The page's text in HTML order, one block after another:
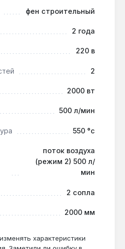
для соединений
термовыключатель
перегрев
внутренних
без рук:
верстак — освобождает
на стройплощадке —
с металлических
коробов для
— Германия. Гарантия 2
фен строительный
2 года
220 в
2
2000 вт
500 л/мин
550 °с
поток воздуха
(режим 2) 500 л/
мин
2 сопла
2000 мм
характеристики